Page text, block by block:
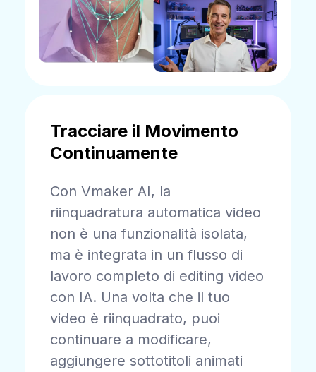
Tracciare il Movimento
Continuamente
Con Vmaker AI, la
riinquadratura automatica video
non è una funzionalità isolata,
ma è integrata in un flusso di
lavoro completo di editing video
con IA. Una volta che il tuo
video è riinquadrato, puoi
continuare a modificare,
aggiungere sottotitoli animati